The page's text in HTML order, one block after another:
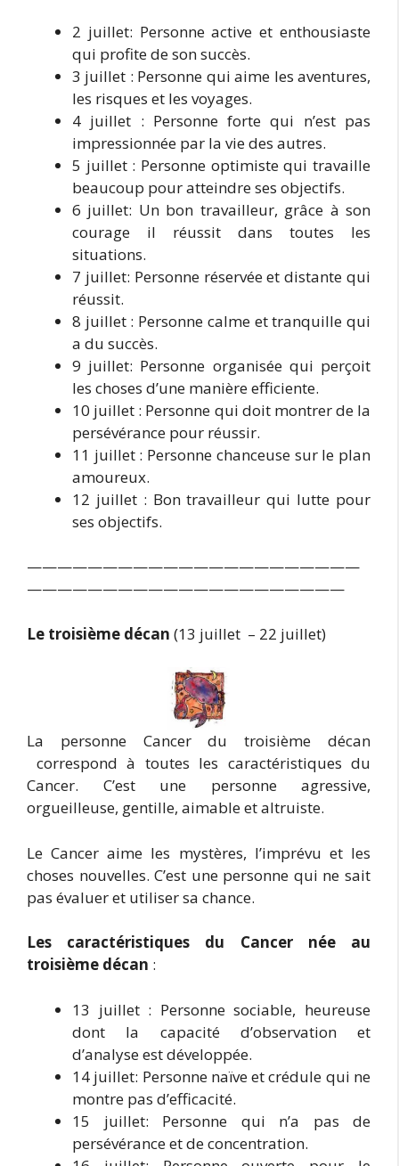
2 juillet: Personne active et enthousiaste
qui profite de son succès.
3 juillet : Personne qui aime les aventures,
les risques et les voyages.
4 juillet : Personne forte qui n’est pas
impressionnée par la vie des autres.
5 juillet : Personne optimiste qui travaille
beaucoup pour atteindre ses objectifs.
6 juillet: Un bon travailleur, grâce à son
courage il réussit dans toutes les
situations.
7 juillet: Personne réservée et distante qui
réussit.
8 juillet : Personne calme et tranquille qui
a du succès.
9 juillet: Personne organisée qui perçoit
les choses d’une manière efficiente.
10 juillet : Personne qui doit montrer de la
persévérance pour réussir.
11 juillet : Personne chanceuse sur le plan
amoureux.
12 juillet : Bon travailleur qui lutte pour
ses objectifs.
——————————————————————
—————————————————————
Le troisième décan (13 juillet – 22 juillet)
La personne Cancer du troisième décan
correspond à toutes les caractéristiques du
Cancer. C’est une personne agressive,
orgueilleuse, gentille, aimable et altruiste.
Le Cancer aime les mystères, l’imprévu et les
choses nouvelles. C’est une personne qui ne sait
pas évaluer et utiliser sa chance.
Les caractéristiques du Cancer née au
troisième décan :
13 juillet : Personne sociable, heureuse
dont la capacité d’observation et
d’analyse est développée.
14 juillet: Personne naïve et crédule qui ne
montre pas d’efficacité.
15 juillet: Personne qui n’a pas de
persévérance et de concentration.